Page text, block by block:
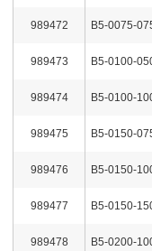
989472 B5-0075-
989473 B5-0100-
989474 B5-0100-
989475 B5-0150-
989476 B5-0150-
989477 B5-0150-
989478 B5-0200-